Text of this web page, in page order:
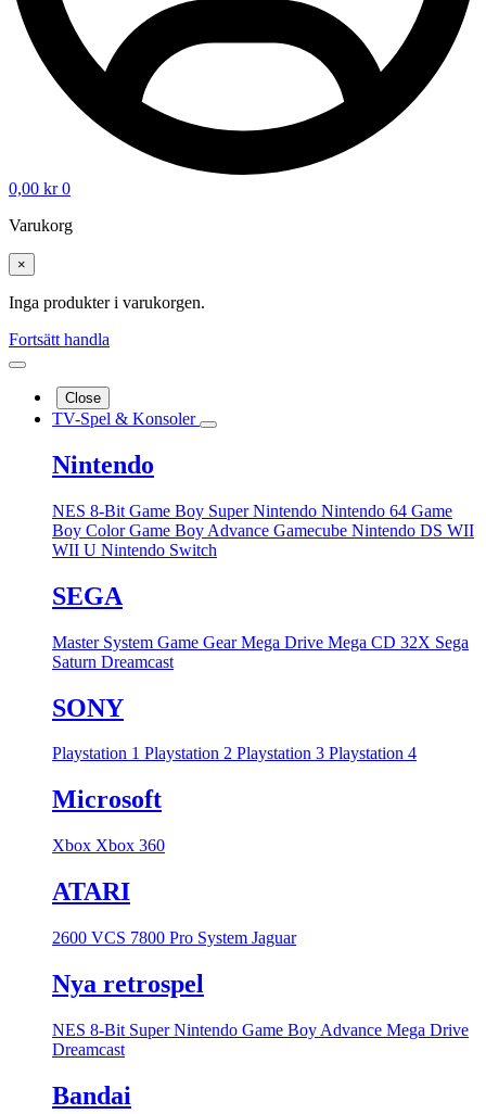
0,00 kr 0
Varukorg
×
Inga produkter i varukorgen.
Fortsätt handla
Close
TV-Spel & Konsoler
Nintendo
NES 8-Bit Game Boy Super Nintendo Nintendo 64 Game
Boy ColorGame Boy Advance Gamecube Nintendo DS WII
WII U Nintendo Switch
SEGA
Master System Game GearMega Drive Mega CD 32X Sega
Saturn Dreamcast
SONY
Playstation 1 Playstation 2 Playstation 3 Playstation 4
Microsoft
Xbox Xbox 360
ATARI
2600 VCS 7800 Pro System Jaguar
Nya retrospel
NES 8-Bit Super Nintendo Game Boy Advance Mega Drive
Dreamcast
Bandai